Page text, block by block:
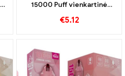
15000 Puff vienkartinė
braškių ir sultingo arbūzo
€5.12